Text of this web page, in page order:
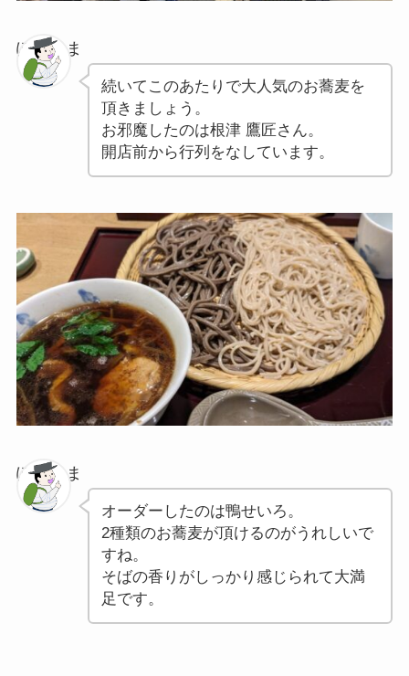
ぽちゃま
続いてこのあたりで大人気のお蕎麦を
頂きましょう。
お邪魔したのは根津 鷹匠さん。
開店前から行列をなしています。
ぽちゃま
オーダーしたのは鴨せいろ。
2種類のお蕎麦が頂けるのがうれしいで
すね。
そばの香りがしっかり感じられて大満
足です。